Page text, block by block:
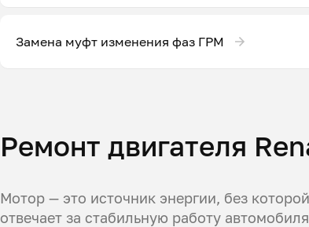
Замена муфт изменения фаз ГРМ
Ремонт двигателя
Мотор — это источник энергии, без
отвечает за стабильную работу